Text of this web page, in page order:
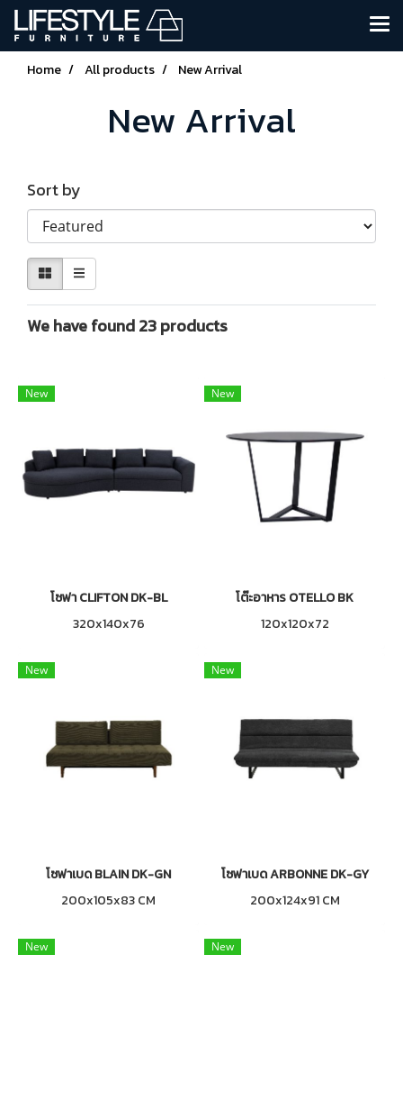
Home All products New Arrival
New Arrival
Sort by
We have found 23 products
New
โซฟา CLIFTON DK-BL
320x140x76
New
โต๊ะอาหาร OTELLO BK
120x120x72
New
โซฟาเบด BLAIN DK-GN
200x105x83 CM
New
โซฟาเบด ARBONNE DK-GY
200x124x91 CM
New New